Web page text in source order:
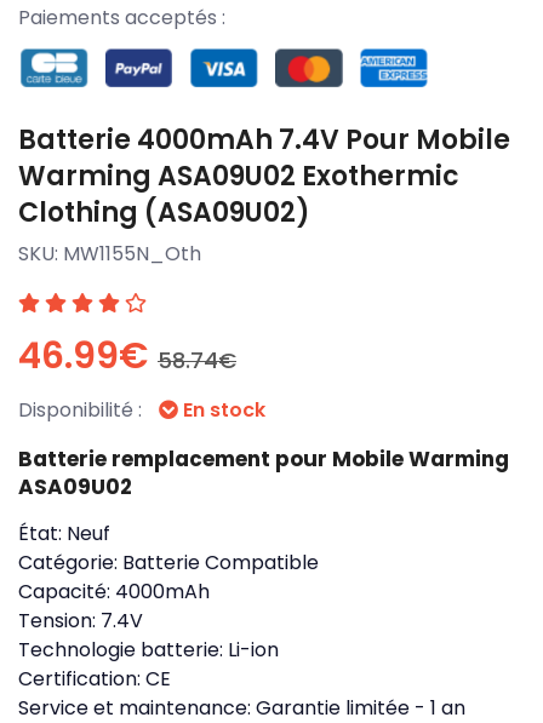
Paiements acceptés :
Batterie 4000mAh 7.4V Pour Mobile
Warming ASA09U02 Exothermic
Clothing (ASA09U02)
SKU: MW1155N_Oth
46.99€ 58.74€
Disponibilité : En stock
Batterie remplacement pour Mobile Warming
ASA09U02
État: Neuf
Catégorie: Batterie Compatible
Capacité: 4000mAh
Tension: 7.4V
Technologie batterie: Li-ion
Certification: CE
Service et maintenance: Garantie limitée - 1 an